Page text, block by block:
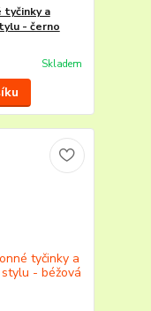
tyčinky a
- černo
Skladem